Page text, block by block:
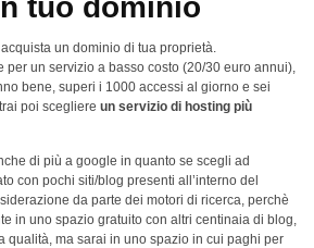
tuo dominio
un dominio di tua proprietà.
per un servizio a basso costo (20/30 euro annui),
bene, superi i 1000 accessi al giorno e sei
poi scegliere un servizio di hosting più
di più a google in quanto se scegli ad
con pochi siti/blog presenti all’interno del
da parte dei motori di ricerca, perchè
in uno spazio gratuito con altri centinaia di blog,
qualità, ma sarai in uno spazio in cui paghi per